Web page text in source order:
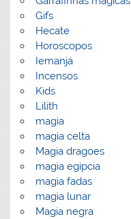
Gifs
Hecate
Horoscopos
Iemanjá
Incensos
Kids
Lilith
magia
magia celta
Magia dragoes
magia egipcia
magia fadas
magia lunar
Magia negra